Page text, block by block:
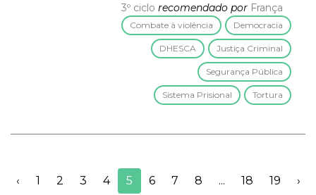
3º ciclo recomendado por França
Combate à violência Democracia
DHESCA Justiça Criminal
Segurança Pública
Sistema Prisional Tortura
‹ 1 2 3 4 5 6 7 8 ... 18 19 ›